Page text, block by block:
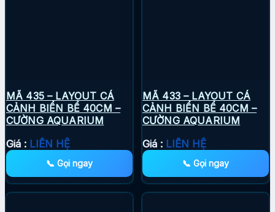
MÃ 435 – LAYOUT CÁ
CẢNH BIỂN BỂ 40CM –
CƯỜNG AQUARIUM
Giá : LIÊN HỆ
📞 Gọi ngay
MÃ 433 – LAYOUT CÁ
CẢNH BIỂN BỂ 40CM –
CƯỜNG AQUARIUM
Giá : LIÊN HỆ
📞 Gọi ngay